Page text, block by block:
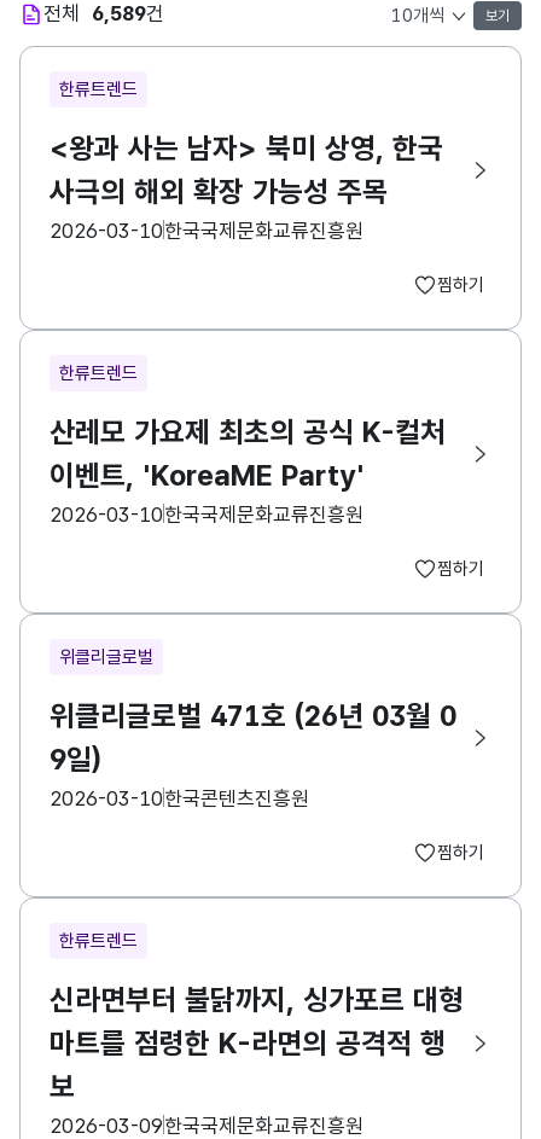
전체 6,589건
목록 표시 개수 선택
보기
한류트렌드
<왕과 사는 남자> 북미 상영, 한국
사극의 해외 확장 가능성 주목
등록일
2026-03-10수집기관한국국제문화교류진흥원
찜하기
한류트렌드
산레모 가요제 최초의 공식 K-컬처
이벤트, 'KoreaME Party'
등록일
2026-03-10수집기관한국국제문화교류진흥원
찜하기
위클리글로벌
위클리글로벌 471호 (26년 03월 0
9일)
등록일
2026-03-10수집기관한국콘텐츠진흥원
찜하기
한류트렌드
신라면부터 불닭까지, 싱가포르 대형
마트를 점령한 K-라면의 공격적 행
보
등록일
2026-03-09수집기관한국국제문화교류진흥원